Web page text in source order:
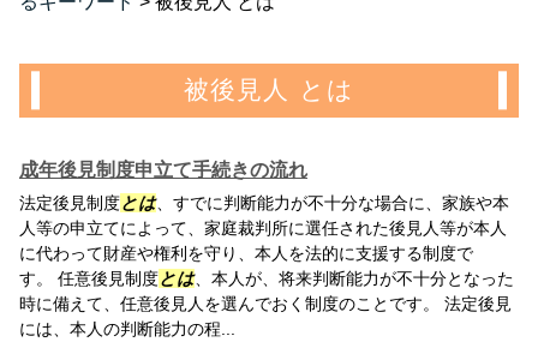
被後見人 とは
成年後見制度申立て手続きの流れ
法定後見制度とは、すでに判断能力が不十分な場合に、家族や本
人等の申立てによって、家庭裁判所に選任された後見人等が本人
に代わって財産や権利を守り、本人を法的に支援する制度で
す。 任意後見制度とは、本人が、将来判断能力が不十分となった
時に備えて、任意後見人を選んでおく制度のことです。 法定後見
には、本人の判断能力の程...